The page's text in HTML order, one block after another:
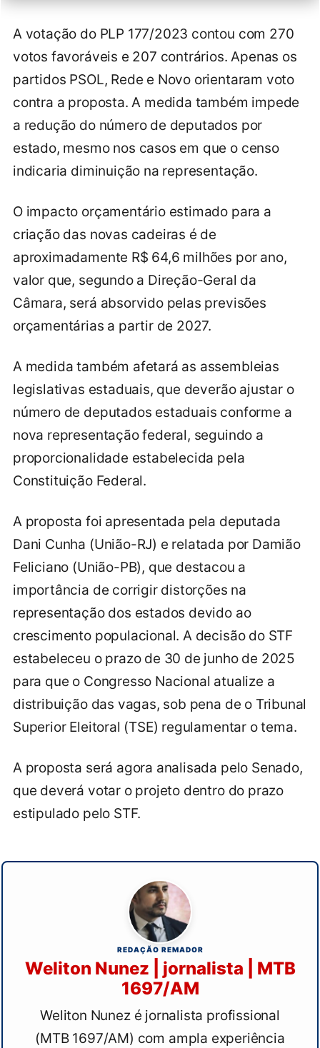
A votação do PLP 177/2023 contou com 270
votos favoráveis e 207 contrários. Apenas os
partidos PSOL, Rede e Novo orientaram voto
contra a proposta. A medida também impede
a redução do número de deputados por
estado, mesmo nos casos em que o censo
indicaria diminuição na representação.
O impacto orçamentário estimado para a
criação das novas cadeiras é de
aproximadamente R$ 64,6 milhões por ano,
valor que, segundo a Direção-Geral da
Câmara, será absorvido pelas previsões
orçamentárias a partir de 2027.
A medida também afetará as assembleias
legislativas estaduais, que deverão ajustar o
número de deputados estaduais conforme a
nova representação federal, seguindo a
proporcionalidade estabelecida pela
Constituição Federal.
A proposta foi apresentada pela deputada
Dani Cunha (União-RJ) e relatada por Damião
Feliciano (União-PB), que destacou a
importância de corrigir distorções na
representação dos estados devido ao
crescimento populacional. A decisão do STF
estabeleceu o prazo de 30 de junho de 2025
para que o Congresso Nacional atualize a
distribuição das vagas, sob pena de o Tribunal
Superior Eleitoral (TSE) regulamentar o tema.
A proposta será agora analisada pelo Senado,
que deverá votar o projeto dentro do prazo
estipulado pelo STF.
REDAÇÃO REMADOR
Weliton Nunez | jornalista | MTB
1697/AM
Weliton Nunez é jornalista profissional
(MTB 1697/AM) com ampla experiência